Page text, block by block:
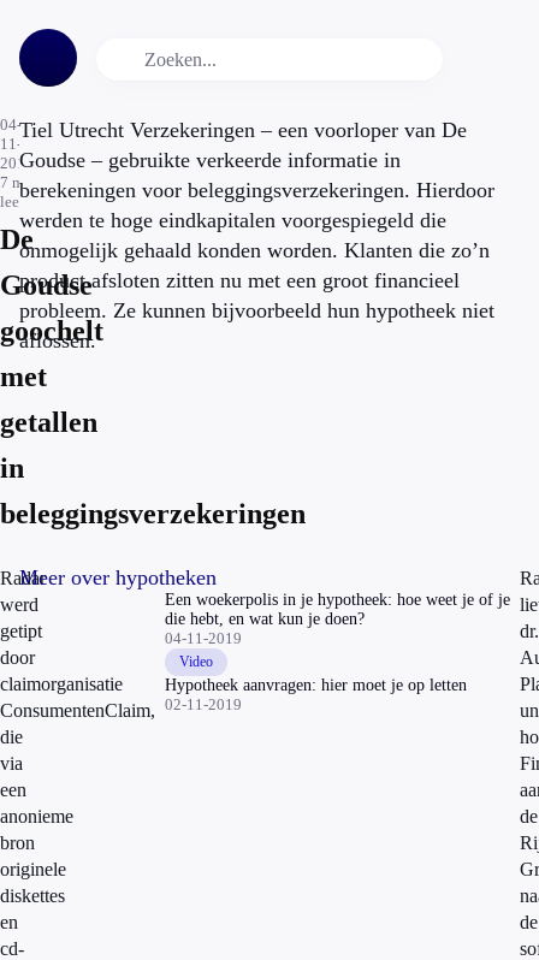
04-
11-
2019
7 min.
leestijd
De
Goudse
goochelt
met
getallen
in
beleggingsverzekeringen
Tiel Utrecht Verzekeringen – een voorloper van De
Goudse – gebruikte verkeerde informatie in
berekeningen voor beleggingsverzekeringen. Hierdoor
werden te hoge eindkapitalen voorgespiegeld die
onmogelijk gehaald konden worden. Klanten die zo’n
product afsloten zitten nu met een groot financieel
probleem. Ze kunnen bijvoorbeeld hun hypotheek niet
aflossen.
Radar
werd
getipt
door
claimorganisatie
ConsumentenClaim,
die
via
een
anonieme
bron
originele
diskettes
en
cd-
Meer over hypotheken
Een woekerpolis in je hypotheek: hoe weet je of je
die hebt, en wat kun je doen?
04-11-2019
Video
Hypotheek aanvragen: hier moet je op letten
02-11-2019
dr.
de
de